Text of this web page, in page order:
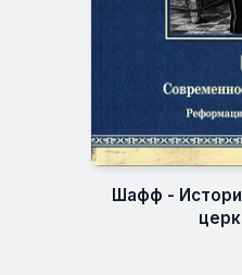
Шафф -